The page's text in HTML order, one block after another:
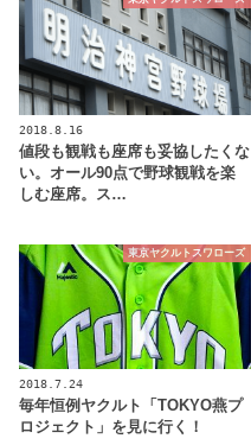
2018.8.16
値段も観戦も座席も妥協したくな
い。オール90点で野球観戦を楽
しむ座席。ス…
東京ヤクルトスワローズ
2018.7.24
毎年恒例ヤクルト「TOKYO燕プ
ロジェクト」を見に行く！